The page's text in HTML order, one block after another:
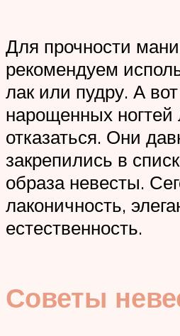
Для прочности
рекомендуем
лак или пудру. А
нарощенных
отказаться. Они
закрепились в
образа невесты.
лаконичность,
естественность.
Советы